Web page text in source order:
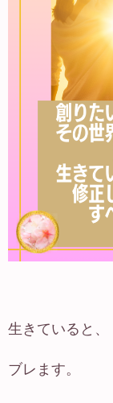
生きていると、
ブレます。